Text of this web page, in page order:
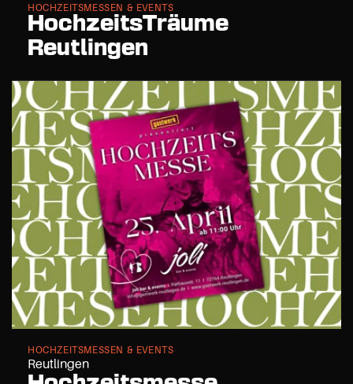
HOCHZEITSMESSEN & EVENTS
HochzeitsTräume
Reutlingen
HOCHZEITSMESSEN & EVENTS
Reutlingen